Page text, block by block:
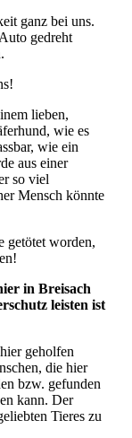
ganz bei uns.
gedreht
lieben,
wie es
wie ein
aus einer
so viel
Mensch könnte
getötet worden,
in Breisach
leisten ist
geholfen
die hier
bzw. gefunden
kann. Der
Tieres zu